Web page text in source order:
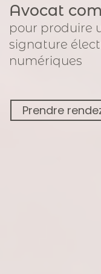
Avocat
pour produire
signature
numériques
Prendre